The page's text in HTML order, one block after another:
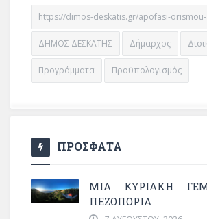
https://dimos-deskatis.gr/apofasi-
ΔΗΜΟΣ ΔΕΣΚΑΤΗΣ Δήμαρχος
Προγράμματα Προϋπολογισμός
ΠΡΟΣΦΑΤΑ
ΜΙΑ ΚΥΡΙΑΚΉ
ΠΕΖΟΠΟΡΊΑ